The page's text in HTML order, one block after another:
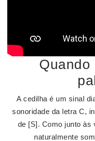
Quando
A cedilha é um sinal
sonoridade da letra C,
de [S]. Como junto às
naturalmente